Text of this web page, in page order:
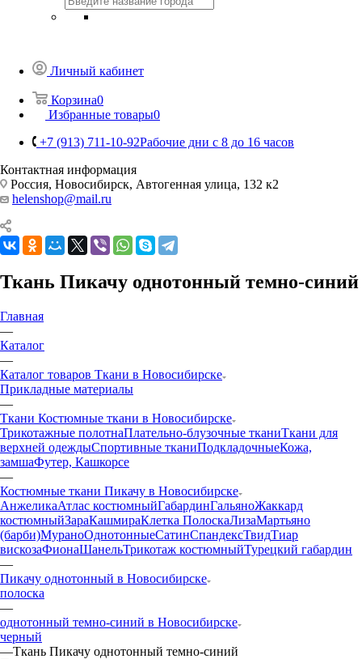
Личный кабинет
Корзина0
Избранные товары0
+7 (913) 711-10-92Рабочие дни с 8 до 16 часов
Контактная информация
Россия, Новосибирск, Автогенная улица, 132 к2
helenshop@mail.ru
Ткань Пикачу однотонный темно-синий
Главная
—
Каталог
—
Каталог товаров Ткани в Новосибирске
Прикладные материалы
—
Ткани Костюмные ткани в Новосибирске
Трикотажные полотнаПлательно-блузочные тканиТкани для
верхней одеждыСпортивные тканиПодкладочныеКожа,
замшаФутер, Кашкорсе
—
Костюмные ткани Пикачу в Новосибирске
АнжеликаАтлас костюмныйГабардинГальяноЖаккард
костюмныйЗараКашмираКлетка ПолоскаЛизаМартьяно
(барби)МураноОднотонныеСатинСпандексТвидТиар
вискозаФионаШанельТрикотаж костюмныйТурецкий габардин
—
Пикачу однотонный в Новосибирске
полоска
—
однотонный темно-синий в Новосибирске
черный
—Ткань Пикачу однотонный темно-синий